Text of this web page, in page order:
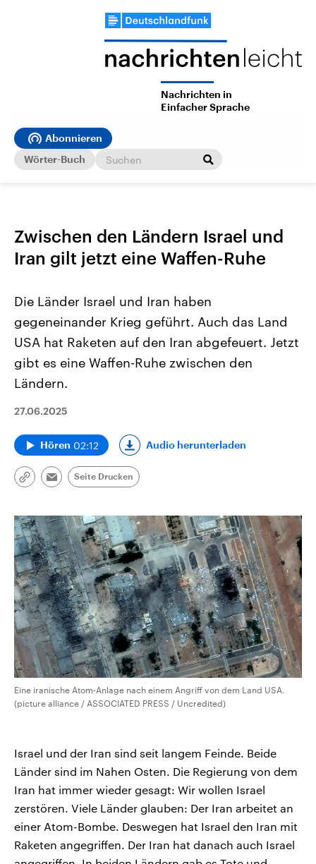
Nachrichten in
Einfacher Sprache
Abonnieren
Wörter-Buch
Zwischen den Ländern Israel und
Iran gilt jetzt eine Waffen-Ruhe
Die Länder Israel und Iran haben
gegeneinander Krieg geführt. Auch das Land
USA hat Raketen auf den Iran abgefeuert. Jetzt
gibt es eine Waffen-Ruhe zwischen den
Ländern.
27.06.2025
Hören 02:12 Audio herunterladen
Link
Email
Seite Drucken
Eine iranische Atom-Anlage nach einem Angriff von dem Land USA.
(picture alliance / ASSOCIATED PRESS / Uncredited)
Israel und der Iran sind seit langem Feinde. Beide
Länder sind im Nahen Osten. Die Regierung von dem
Iran hat immer wieder gesagt: Wir wollen Israel
zerstören. Viele Länder glauben: Der Iran arbeitet an
einer Atom-Bombe. Deswegen hat Israel den Iran mit
Raketen angegriffen. Der Iran hat danach auch Israel